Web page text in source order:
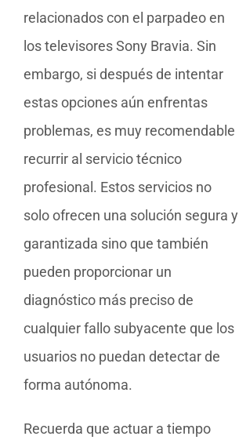
relacionados con el parpadeo en
los televisores Sony Bravia. Sin
embargo, si después de intentar
estas opciones aún enfrentas
problemas, es muy recomendable
recurrir al servicio técnico
profesional. Estos servicios no
solo ofrecen una solución segura y
garantizada sino que también
pueden proporcionar un
diagnóstico más preciso de
cualquier fallo subyacente que los
usuarios no puedan detectar de
forma autónoma.
Recuerda que actuar a tiempo